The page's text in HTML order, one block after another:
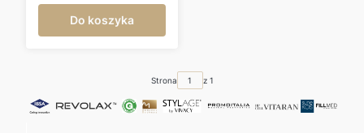
Do koszyka
Strona z 1